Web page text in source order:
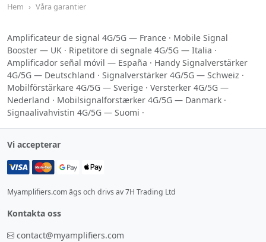
Hem Våra garantier
Amplificateur de signal 4G/5G — France · Mobile Signal
Booster — UK · Ripetitore di segnale 4G/5G — Italia ·
Amplificador señal móvil — España · Handy Signalverstärker
4G/5G — Deutschland · Signalverstärker 4G/5G — Schweiz ·
Mobilförstärkare 4G/5G — Sverige · Versterker 4G/5G —
Nederland · Mobilsignalforstærker 4G/5G — Danmark ·
Signaalivahvistin 4G/5G — Suomi ·
Vi accepterar
Myamplifiers.com ägs och drivs av 7H Trading Ltd
Kontakta oss
contact@myamplifiers.com